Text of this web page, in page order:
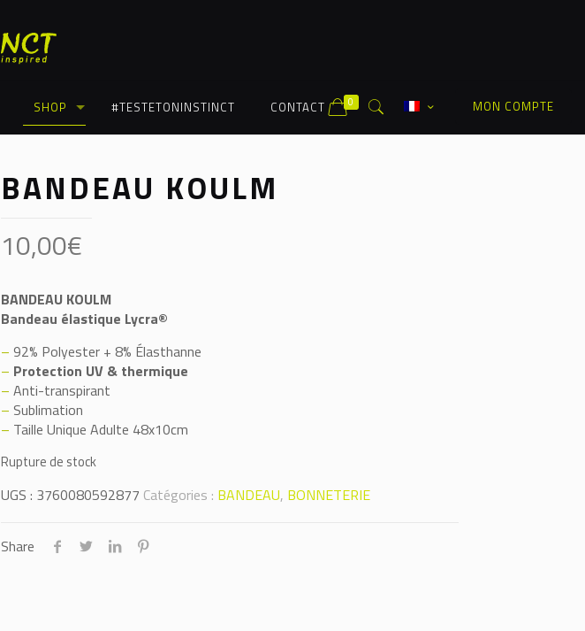
SHOP #TESTETONINSTINCT CONTACT 0 MON COMPTE
BANDEAU KOULM
10,00€
BANDEAU KOULM
Bandeau élastique Lycra®
– 92% Polyester + 8% Élasthanne
– Protection UV & thermique
– Anti-transpirant
– Sublimation
– Taille Unique Adulte 48x10cm
Rupture de stock
UGS : 3760080592877 Catégories : BANDEAU, BONNETERIE
Share